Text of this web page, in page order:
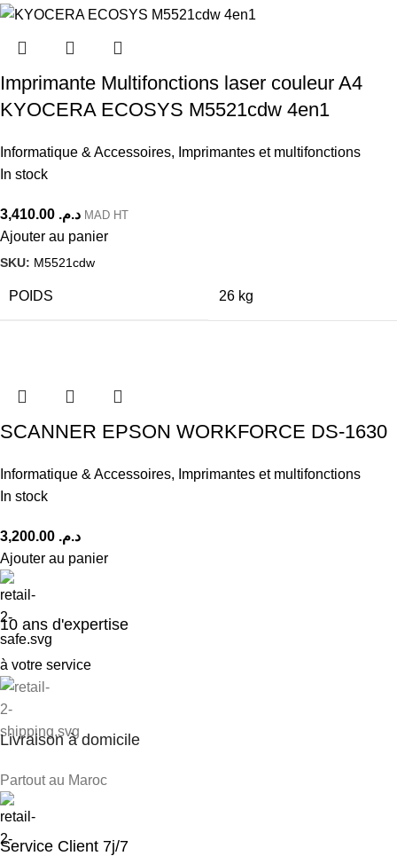
Imprimante Multifonctions laser couleur A4
KYOCERA ECOSYS M5521cdw 4en1
Informatique & Accessoires, Imprimantes et multifonctions
In stock
د.م. MAD HT
Ajouter au panier
SKU: M5521cdw
POIDS 26 kg
SCANNER EPSON WORKFORCE DS-1630
Informatique & Accessoires, Imprimantes et multifonctions
In stock
د.م.
Ajouter au panier
10 ans d'expertise
à votre service
Livraison à domicile
Partout au Maroc
Service Client 7j/7